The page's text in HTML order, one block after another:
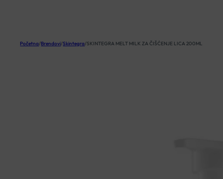
Početna/Brendovi/Skintegra/SKINTEGRA MELT MILK ZA ČIŠĆENJE LICA 200ML